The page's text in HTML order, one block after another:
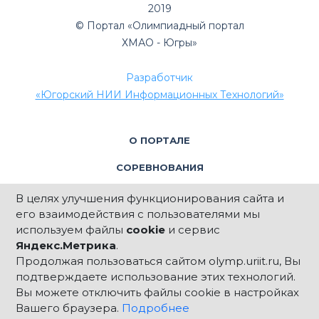
2019
© Портал «Олимпиадный портал
ХМАО - Югры»
Разработчик
«Югорский НИИ Информационных Технологий»
О ПОРТАЛЕ
СОРЕВНОВАНИЯ
АРХИВ ЗАДАЧ
КОНТАКТЫ
Техническая поддержка:
support@uriit.ru
В целях улучшения функционирования сайта и
его взаимодействия с пользователями мы
используем файлы cookie и сервис
Яндекс.Метрика.
Продолжая пользоваться сайтом olymp.uriit.ru, Вы
подтверждаете использование этих технологий.
Вы можете отключить файлы cookie в настройках
Вашего браузера. Подробнее